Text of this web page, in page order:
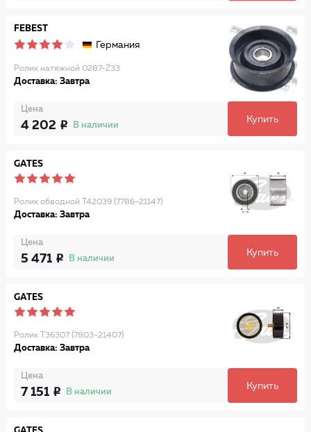
FEBEST
Германия
Ролик натяжной 0287-Z33
Доставка: Завтра
Цена
4 202 В наличии
Купить
GATES
Ролик обводной T42039 (7786-21147)
Доставка: Завтра
Цена
5 471 В наличии
Купить
GATES
Ролик T36307 (7803-21407)
Доставка: Завтра
Цена
7 151 В наличии
Купить